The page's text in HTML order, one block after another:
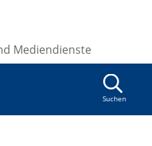
Mediendienste
Suchen